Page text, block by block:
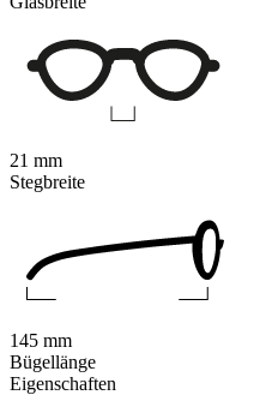
Eigenschaften
21 mm
Stegbreite
145 mm
Bügellänge